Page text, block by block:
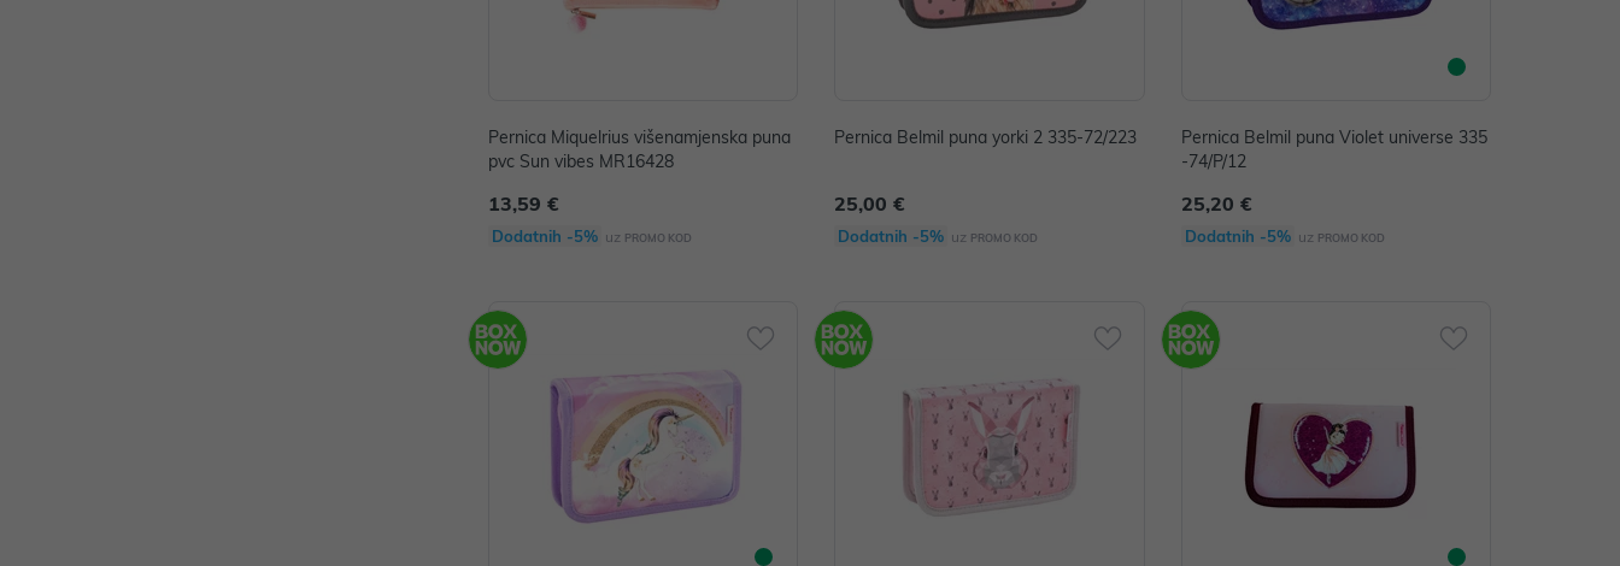
Pernica Miquelrius višenamjenska puna
pvc Sun vibes MR16428
13,59 €
Dodatnih -5% uz PROMO KOD
Pernica Belmil puna yorki 2 335-72/223
25,00 €
Dodatnih -5% uz PROMO KOD
Pernica Belmil puna Violet universe 335
-74/P/12
25,20 €
Dodatnih -5% uz PROMO KOD